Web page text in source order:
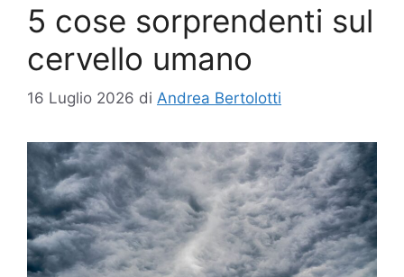
5 cose sorprendenti sul
cervello umano
16 Luglio 2026 di Andrea Bertolotti